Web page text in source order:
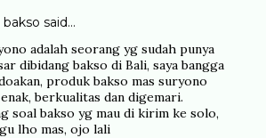
said…
adalah seorang yg sudah punya
dibidang bakso di Bali, saya bangga
produk bakso mas suryono
berkualitas dan digemari.
soal bakso yg mau di kirim ke solo,
lho mas, ojo lali